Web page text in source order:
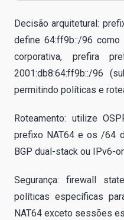
Decisão arquitetural:
define 64:ff9b::/96 como
corporativa, prefira
2001:db8:64:ff9b::/96
permitindo políticas e
Roteamento: utilize
prefixo NAT64 e os /64
BGP dual-stack ou IPv6-
Segurança: firewall
políticas específicas
NAT64 exceto sessões